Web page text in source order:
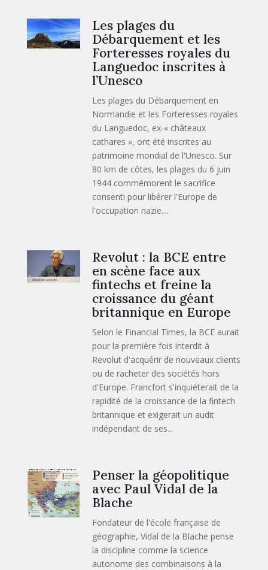
Les plages du
Débarquement et les
Forteresses royales du
Languedoc inscrites à
l’Unesco
Les plages du Débarquement en
Normandie et les Forteresses royales
du Languedoc, ex-« châteaux
cathares », ont été inscrites au
patrimoine mondial de l'Unesco. Sur
80 km de côtes, les plages du 6 juin
1944 commémorent le sacrifice
consenti pour libérer l'Europe de
l'occupation nazie....
Revolut : la BCE entre
en scène face aux
fintechs et freine la
croissance du géant
britannique en Europe
Selon le Financial Times, la BCE aurait
pour la première fois interdit à
Revolut d'acquérir de nouveaux clients
ou de racheter des sociétés hors
d'Europe. Francfort s'inquiéterait de la
rapidité de la croissance de la fintech
britannique et exigerait un audit
indépendant de ses...
Penser la géopolitique
avec Paul Vidal de la
Blache
Fondateur de l'école française de
géographie, Vidal de la Blache pense
la discipline comme la science
autonome des combinaisons à la